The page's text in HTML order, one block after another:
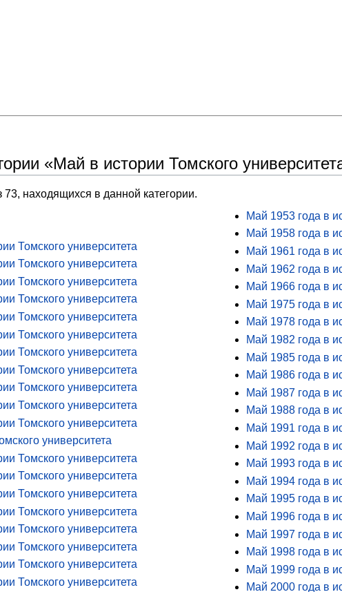
«Май в истории Томского
находящихся в данной категории.
Томского университета
Томского университета
Томского университета
Томского университета
Томского университета
Томского университета
Томского университета
Томского университета
Томского университета
Томского университета
Томского университета
университета
Томского университета
Томского университета
Томского университета
Томского университета
Томского университета
Томского университета
Томского университета
Томского университета
Май 1953 года в
Май 1958 года в
Май 1961 года в
Май 1962 года в
Май 1966 года в
Май 1975 года в
Май 1978 года в
Май 1982 года в
Май 1985 года в
Май 1986 года в
Май 1987 года в
Май 1988 года в
Май 1991 года в
Май 1992 года в
Май 1993 года в
Май 1994 года в
Май 1995 года в
Май 1996 года в
Май 1997 года в
Май 1998 года в
Май 1999 года в
Май 2000 года в